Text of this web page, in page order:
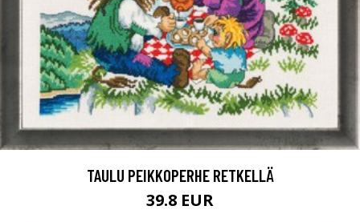
TAULU PEIKKOPERHE RETKELLÄ
39.8 EUR